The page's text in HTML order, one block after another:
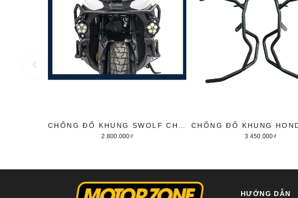
2.800.000₫ 3.450.000₫
HƯỚNG DẪN